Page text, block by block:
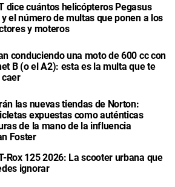
dice cuántos helicópteros Pegasus
el número de multas que ponen a los
y moteros
conduciendo una moto de 600 cc con
B (o el A2): esta es la multa que te
caer
las nuevas tiendas de Norton:
expuestas como auténticas
de la mano de la influencia
Foster
Rox 125 2026: La scooter urbana que
ignorar